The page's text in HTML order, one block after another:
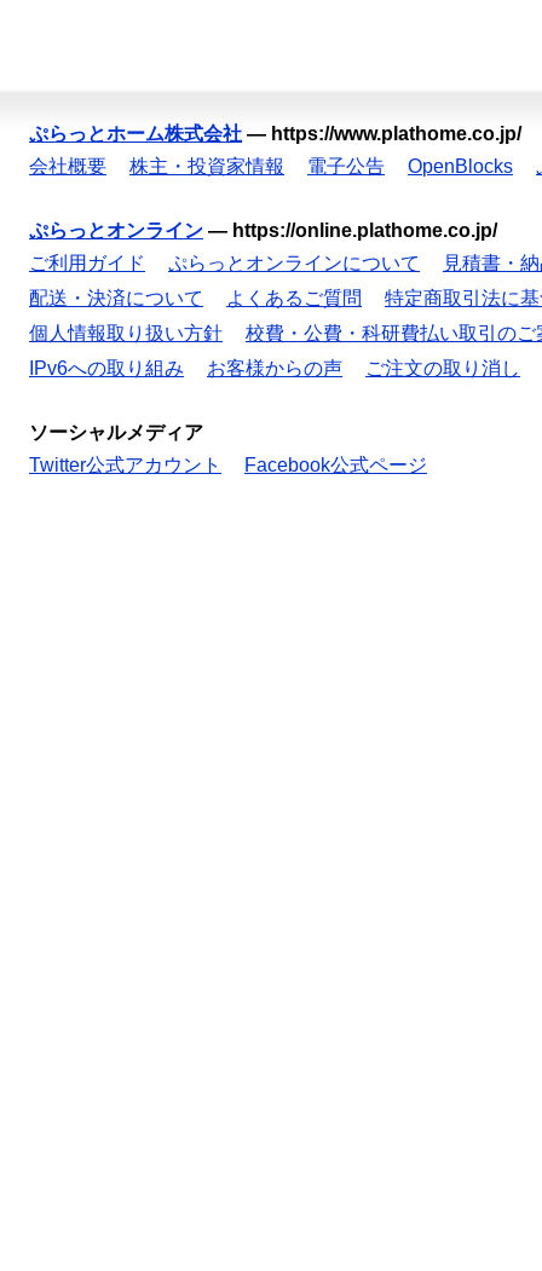
ぷらっとホーム株式会社 — https://www.plathome.co.jp/
会社概要
株主・投資家情報 電子公告 OpenBlocks
ぷらっとオンライン — https://online.plathome.co.jp/
ご利用ガイド
ぷらっとオンラインについて
見積書・
配送・決済について
よくあるご質問
特定商取引法に
個人情報取り扱い方針
校費・公費・科研費払い取引のご
IPv6への取り組み
お客様からの声 ご注文の取り消し
ソーシャルメディア
Twitter公式アカウント
Facebook公式ページ